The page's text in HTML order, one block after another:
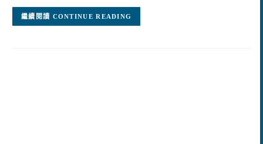
CONTINUE READING